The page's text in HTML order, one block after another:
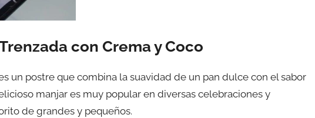
con Crema y Coco
un postre que combina la suavidad de un pan dulce con el sabor
manjar es muy popular en diversas celebraciones y
de grandes y pequeños.